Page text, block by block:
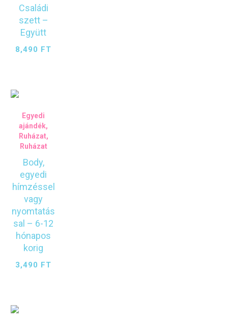
Családi
szett –
Együtt
8,490 FT
Egyedi
ajándék,
Ruházat,
Ruházat
Body,
egyedi
hímzéssel
vagy
nyomtatás
sal – 6-12
hónapos
korig
3,490 FT